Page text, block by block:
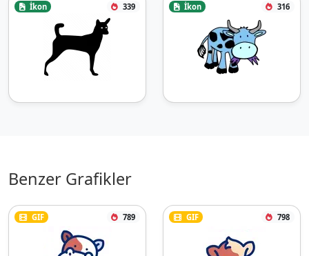
İkon 339 İkon 316
Benzer Grafikler
GIF 789 GIF 798